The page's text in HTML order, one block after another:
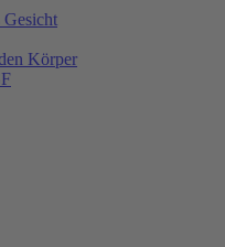
Gesicht
Körper